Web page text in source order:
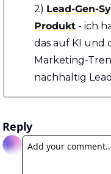
2) Lead-Gen-
Produkt - ich
das auf KI und
Marketing-
nachhaltig
Reply